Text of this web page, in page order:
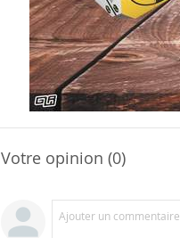
Votre opinion (0)
Ajouter un commentaire